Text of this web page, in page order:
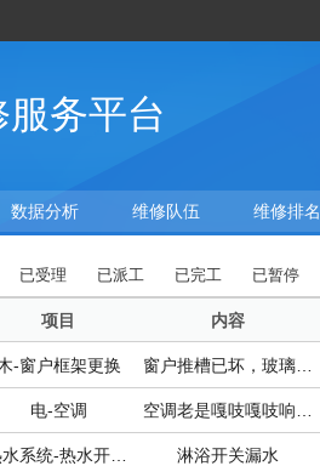
务平台
数据分析 维修队伍 维修排名
已受理 已派工 已完工 已暂停
项目 内容
-窗户框架更换
电-空调
淋浴开关漏水